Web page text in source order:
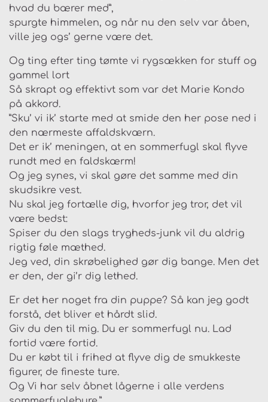
hvad du bærer med”,
spurgte himmelen, og når nu den selv var åben,
ville jeg ogs’ gerne være det.
Og ting efter ting tømte vi rygsækken for stuff og
gammel lort
Så skrapt og effektivt som var det Marie Kondo
på akkord.
”Sku’ vi ik’ starte med at smide den her pose ned i
den nærmeste affaldskværn.
Det er ik’ meningen, at en sommerfugl skal flyve
rundt med en faldskærm!
Og jeg synes, vi skal gøre det samme med din
skudsikre vest.
Nu skal jeg fortælle dig, hvorfor jeg tror, det vil
være bedst:
Spiser du den slags trygheds-junk vil du aldrig
rigtig føle mæthed.
Jeg ved, din skrøbelighed gør dig bange. Men det
er den, der gi’r dig lethed.
Er det her noget fra din puppe? Så kan jeg godt
forstå, det bliver et hårdt slid.
Giv du den til mig. Du er sommerfugl nu. Lad
fortid være fortid.
Du er købt til i frihed at flyve dig de smukkeste
figurer, de fineste ture.
Og Vi har selv åbnet lågerne i alle verdens